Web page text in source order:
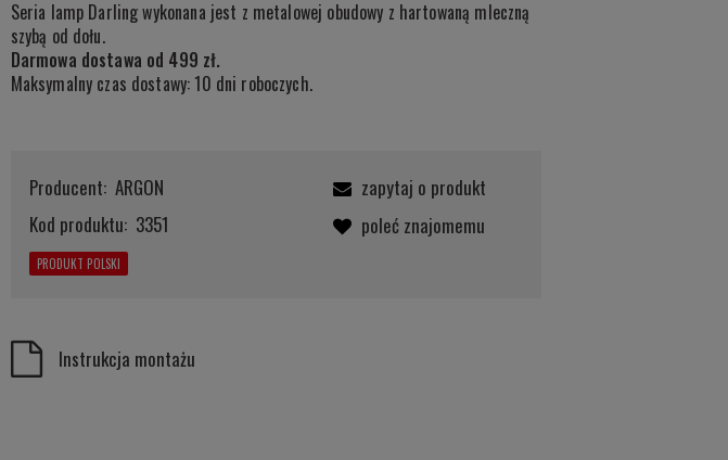
Seria lamp Darling wykonana jest z metalowej obudowy z hartowaną mleczną
szybą od dołu.
Darmowa dostawa od 499 zł.
Maksymalny czas dostawy: 10 dni roboczych.
Producent: ARGON
Kod produktu: 3351
PRODUKT POLSKI
zapytaj o produkt
poleć znajomemu
Instrukcja montażu